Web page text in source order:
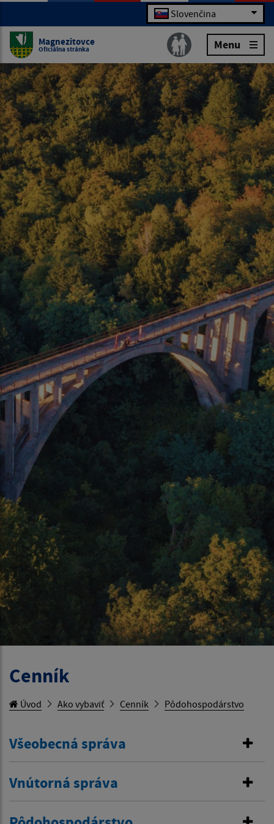
Slovenčina
Magnezitovce
Oficiálna stránka Menu
Cenník
Úvod Ako vybaviť Cenník Pôdohospodárstvo
Všeobecná správa
Vnútorná správa